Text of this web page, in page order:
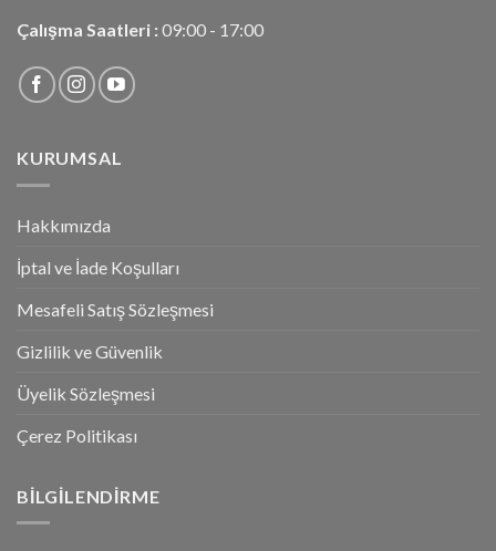
Çalışma Saatleri : 09:00 - 17:00
KURUMSAL
Hakkımızda
İptal ve İade Koşulları
Mesafeli Satış Sözleşmesi
Gizlilik ve Güvenlik
Üyelik Sözleşmesi
Çerez Politikası
BILGILENDIRME